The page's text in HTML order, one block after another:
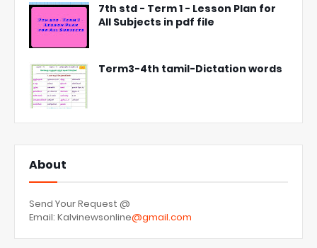
7th std - Term 1 - Lesson Plan for
All Subjects in pdf file
Term3-4th tamil-Dictation words
About
Send Your Request @
Email: Kalvinewsonline@gmail.com